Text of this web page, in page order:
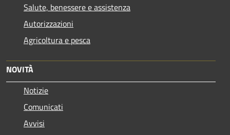
Salute, benessere e assistenza
Autorizzazioni
Agricoltura e pesca
NOVITÀ
Notizie
Comunicati
Avvisi